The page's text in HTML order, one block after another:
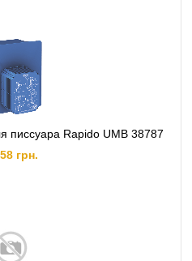
писсуара Rapido UMB 38787
грн.